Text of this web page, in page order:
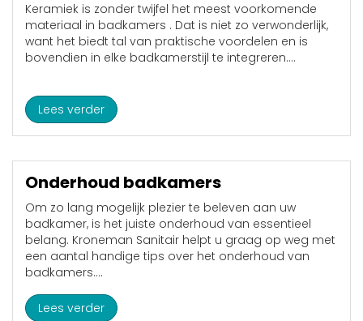
Keramiek is zonder twijfel het meest voorkomende
materiaal in badkamers . Dat is niet zo verwonderlijk,
want het biedt tal van praktische voordelen en is
bovendien in elke badkamerstijl te integreren....
Lees verder
Onderhoud badkamers
Om zo lang mogelijk plezier te beleven aan uw
badkamer, is het juiste onderhoud van essentieel
belang. Kroneman Sanitair helpt u graag op weg met
een aantal handige tips over het onderhoud van
badkamers....
Lees verder